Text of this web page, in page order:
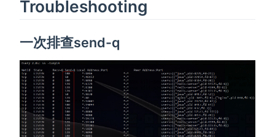
Troubleshooting
一次排查send-q